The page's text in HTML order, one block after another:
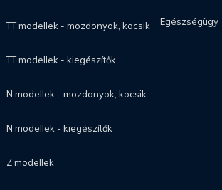
TT modellek - mozdonyok, kocsik
TT modellek - kiegészítők
N modellek - mozdonyok, kocsik
N modellek - kiegészítők
Z modellek
Egészségügy